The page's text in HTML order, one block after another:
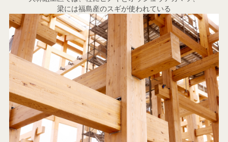
梁には福島産のスギが使われている